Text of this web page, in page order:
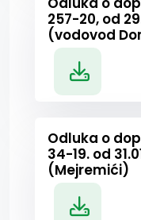
257-20, od
(vodovod
Odluka o
34-19. od
(Mejremići)